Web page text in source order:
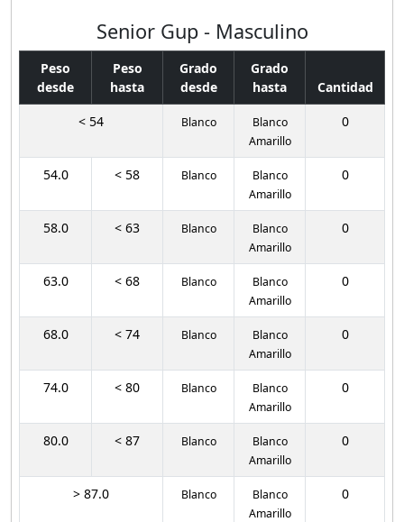
Senior Gup - Masculino
Peso
desde
Peso
hasta
Grado
desde
Grado
hasta
Cantidad
< 54
Blanco
Blanco
Amarillo
0
54.0 < 58 Blanco
Blanco
Amarillo
0
58.0 < 63 Blanco
Blanco
Amarillo
0
63.0 < 68 Blanco
Blanco
Amarillo
0
68.0 < 74 Blanco
Blanco
Amarillo
0
74.0 < 80 Blanco
Blanco
Amarillo
0
80.0 < 87 Blanco
Blanco
Amarillo
0
> 87.0 Blanco
Blanco
Amarillo
0